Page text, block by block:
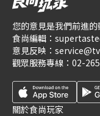
您的意見是我們前進
食尚編輯：
意見反映：
觀眾服務專線： 02-
關於食尚玩家